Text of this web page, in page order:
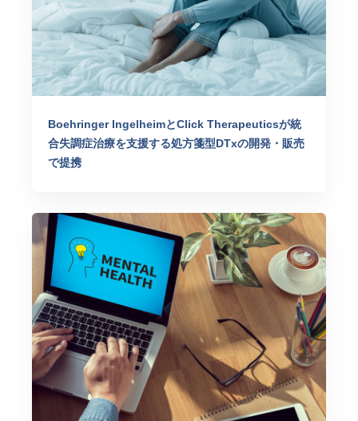
Boehringer IngelheimとClick Therapeuticsが統
合失調症治療を支援する処方箋型DTxの開発・販売
で提携